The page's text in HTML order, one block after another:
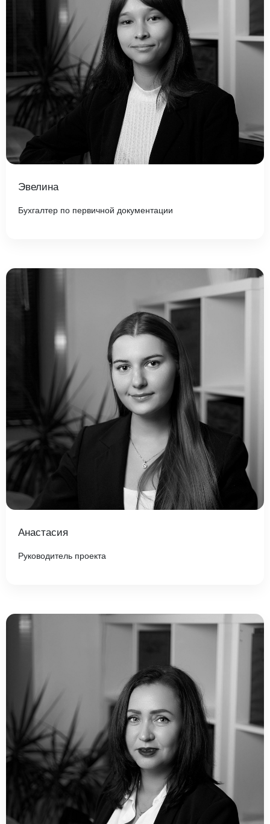
Эвелина
Бухгалтер по первичной документации
Анастасия
Руководитель проекта
Введите ваш номер телефона и мы вам
перезвоним!
Нажимая кнопку отправить я
ПринимаюПолитику конфиденциальности
ДаюСогласие на обработку персональных данных